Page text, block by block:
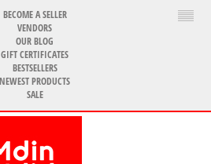
BECOME A SELLER
VENDORS
OUR BLOG
GIFT CERTIFICATES
BESTSELLERS
NEWEST PRODUCTS
SALE